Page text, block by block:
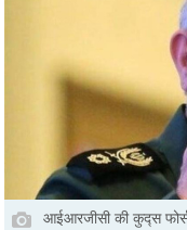
आईआरजीसी की कुद्स